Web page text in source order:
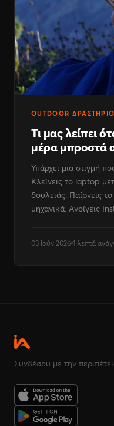
OUTDOOR
Τι μας λείπει
μέρα μπροστά
Υπάρχει μια στιγμή
Κλείνεις το laptop
δουλειάς. Παίρνεις
μηχανικά. Ανοίγεις
03 Ιούν 2026 1 λεπτά
Συνδέσου με την